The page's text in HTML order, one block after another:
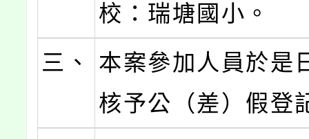
校：瑞塘國小。
三、
本案參加人員於是
核予公（差）假登